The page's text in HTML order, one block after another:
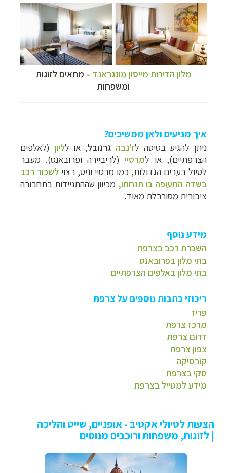
מלון הדירות מייסון מונגראנד – מתאים לזוגות
ומשפחות
איך מגיעים ולאן ממשיכים?
ניתן להגיע בטיסה לז'נבה גרנובל, או לליון (לאלפים
הצרפתיים), או למרסיי (לריביירה ופרובאנס). מעבר
לטיול בערים הגדולות, כמו מרסיי וניס, רצוי לשכור רכב
בשדה התעופה בו תנחתו, מכיוון שההתניידות בתחבורה
ציבורית מסורבלת מאוד.
מידע נוסף
השכרת רכב בצרפת
בתי מלון בפרובאנס
בתי מלון באלפים הצרפתיים
ריכוזי כתבות נוספים על צרפת
פריז
מרכז צרפת
דרום צרפת
צפון צרפת
קורסיקה
סקי בצרפת
מידע למטייל בצרפת
הצעות לטיולי אקטיב - אופניים, שייט והליכה
| לזוגות, משפחות ורוכבים מנוסים